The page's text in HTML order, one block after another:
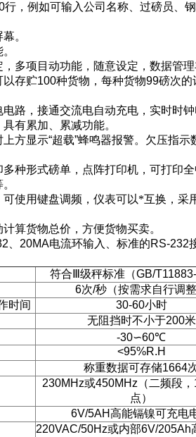
行，例如可输入公司名称、过磅员、
。
多项目动功能，随意设定，数据管理
以存贮100种货物，每种货物99磅次的
路，接通交流电自动充电，实时时钟
有累加、累减功能。
上方显示“超载”蜂鸣器报警。欠压指示
种形式磅单，点阵打印机，可打印
使用键盘调频，仪表可以*互换，采
算货物总价，方便货物买卖。
20MA电流环输入、标准的RS-232
符合 级秤标准（GB/
6次/秒（按需求自行调整
时间
30-60小时
无阻挡时不小于200米
-30∽60℃
<95%R.H
称重数据可存储1664
230MHz或450MHz （二频段，
点）
6V/5AH高能镉镍可充电
220VAC/50Hz或内部6V/205Ah